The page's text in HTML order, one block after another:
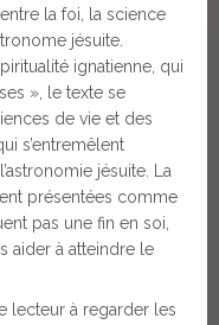
la foi, la science
jésuite.
ignatienne, qui
», le texte se
de vie et des
s’entremêlent
jésuite. La
présentées comme
pas une fin en soi,
aider à atteindre le
lecteur à regarder les